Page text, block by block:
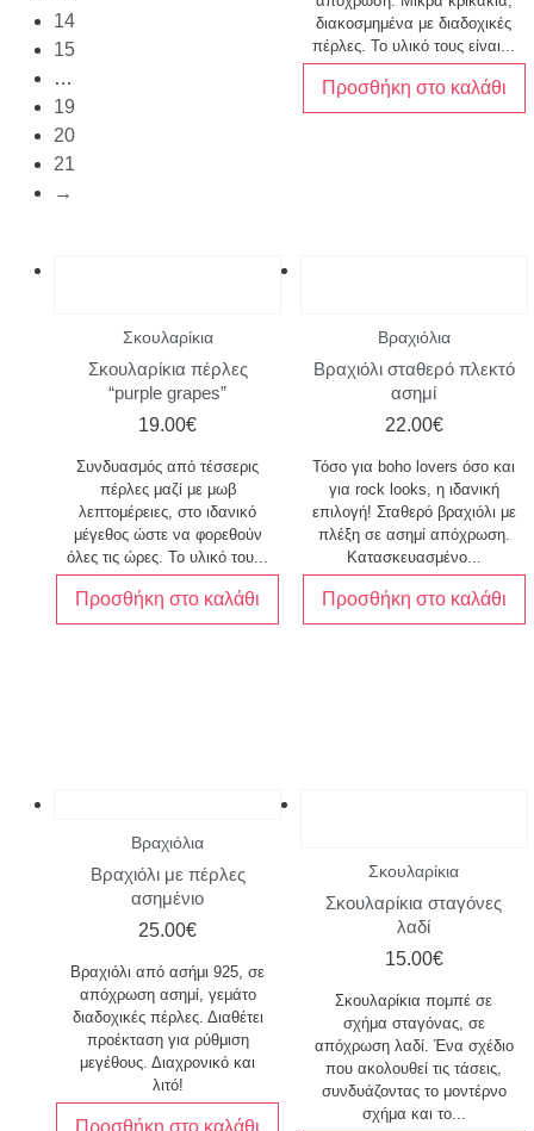
διακοσμημένα με διαδοχικές
πέρλες. Το υλικό τους είναι...
Προσθήκη στο καλάθι
Σκουλαρίκια
Σκουλαρίκια πέρλες
“purple grapes”
19.00€
Συνδυασμός από τέσσερις
πέρλες μαζί με μωβ
λεπτομέρειες, στο ιδανικό
μέγεθος ώστε να φορεθούν
όλες τις ώρες. Το υλικό του...
Προσθήκη στο καλάθι
Βραχιόλια
Βραχιόλι σταθερό πλεκτό
ασημί
22.00€
Τόσο για boho lovers όσο και
για rock looks, η ιδανική
επιλογή! Σταθερό βραχιόλι με
πλέξη σε ασημί απόχρωση.
Κατασκευασμένο...
Προσθήκη στο καλάθι
Βραχιόλια
Βραχιόλι με πέρλες
ασημένιο
25.00€
Βραχιόλι από ασήμι 925, σε
απόχρωση ασημί, γεμάτο
διαδοχικές πέρλες. Διαθέτει
προέκταση για ρύθμιση
μεγέθους. Διαχρονικό και
λιτό!
Σκουλαρίκια
Σκουλαρίκια σταγόνες
λαδί
15.00€
Σκουλαρίκια πομπέ σε
σχήμα σταγόνας, σε
απόχρωση λαδί. Ένα σχέδιο
που ακολουθεί τις τάσεις,
συνδυάζοντας το μοντέρνο
σχήμα και το...
14
15
…
19
20
21
→